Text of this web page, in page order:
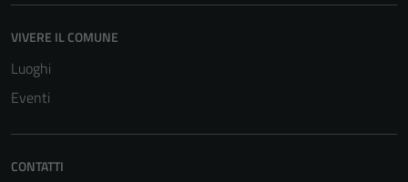
VIVERE IL COMUNE
Luoghi
Eventi
CONTATTI
del sito e non